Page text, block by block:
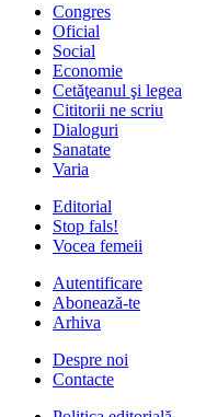
Congres
Oficial
Social
Economie
Cetăţeanul şi legea
Cititorii ne scriu
Dialoguri
Sanatate
Varia
Editorial
Stop fals!
Vocea femeii
Autentificare
Abonează-te
Arhiva
Despre noi
Contacte